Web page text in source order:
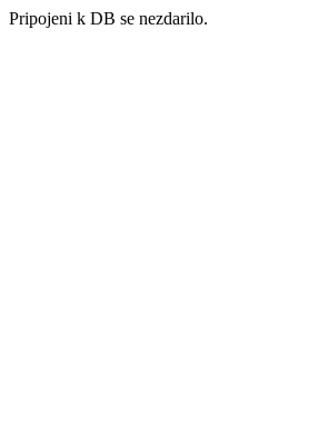
Pripojeni k DB se nezdarilo.